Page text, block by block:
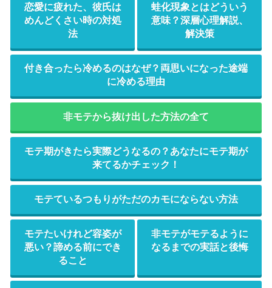
恋愛に疲れた、彼氏は
めんどくさい時の対処
法
蛙化現象とはどういう
意味？深層心理解説、
解決策
付き合ったら冷めるのはなぜ？両思いになった途端
に冷める理由
非モテから抜け出した方法の全て
モテ期がきたら実際どうなるの？あなたにモテ期が
来てるかチェック！
モテているつもりがただのカモにならない方法
モテたいけれど容姿が
悪い？諦める前にでき
ること
非モテがモテるように
なるまでの実話と後悔